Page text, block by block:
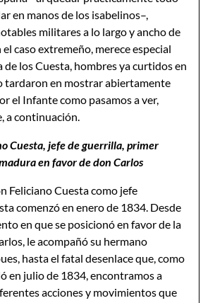
en manos de los isabelinos–,
militares a lo largo y ancho de
el caso extremeño, merece especial
de los Cuesta, hombres ya curtidos en
tardaron en mostrar abiertamente
el Infante como pasamos a ver,
a continuación.
Cuesta, jefe de guerrilla, primer
en favor de don Carlos
Feliciano Cuesta como jefe
comenzó en enero de 1834. Desde
en que se posicionó en favor de la
le acompañó su hermano
hasta el fatal desenlace que, como
en julio de 1834, encontramos a
acciones y movimientos que